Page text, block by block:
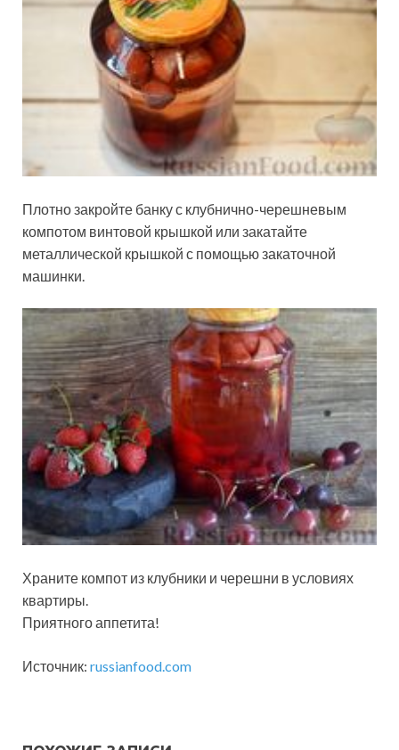
Плотно закройте банку с клубнично-черешневым
компотом винтовой крышкой или закатайте
металлической крышкой с помощью закаточной
машинки.
Храните компот из клубники и черешни в условиях
квартиры.
Приятного аппетита!
Источник: russianfood.com